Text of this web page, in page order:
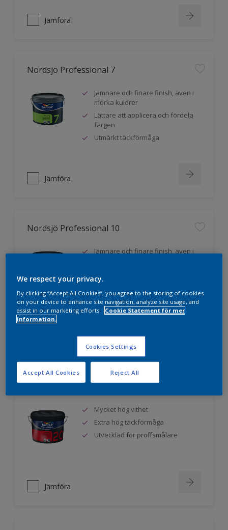
Jämföra
Nordsjö Professional 7
Jämnare och finare finish, även i
mörka kulörer
Lättare att applicera och fördela
färgen
Utmärkt täckförmåga
Jämföra
Nordsjö Professional 10
Jämnare och finare finish, även i
färgen
Utmärkt täckförmåga
Nordsjö Professional 20
Mycket hög vithet
Extra hög täckförmåga
Utvecklad för proffsmålare
Jämföra
We respect your privacy.
By clicking “Accept All Cookies”, you agree to the storing of cookies
on your device to enhance site navigation, analyze site usage, and
assist in our marketing efforts.
Cookie Statement för mer
information.
Cookies Settings
Reject All
Accept All Cookies